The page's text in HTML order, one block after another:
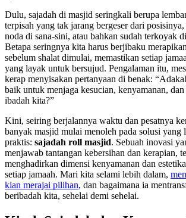
Dulu, sajadah di masjid seringkali berupa
terpisah yang tak jarang bergeser dari
noda di sana-sini, atau bahkan sudah terkoyak
Betapa seringnya kita harus berjibaku
sebelum shalat dimulai, memastikan setiap
yang layak untuk bersujud. Pengalaman itu,
kerap menyisakan pertanyaan di benak:
baik untuk menjaga kesucian, kenyamanan,
ibadah kita?”
Kini, seiring berjalannya waktu dan pesatnya
banyak masjid mulai menoleh pada solusi yang
praktis: sajadah roll masjid. Sebuah inovasi
menjawab tantangan kebersihan dan kerapian,
menghadirkan dimensi kenyamanan dan
setiap jamaah. Mari kita selami lebih dalam,
kian merajai pilihan, dan bagaimana ia
beribadah kita, sehelai demi sehelai.